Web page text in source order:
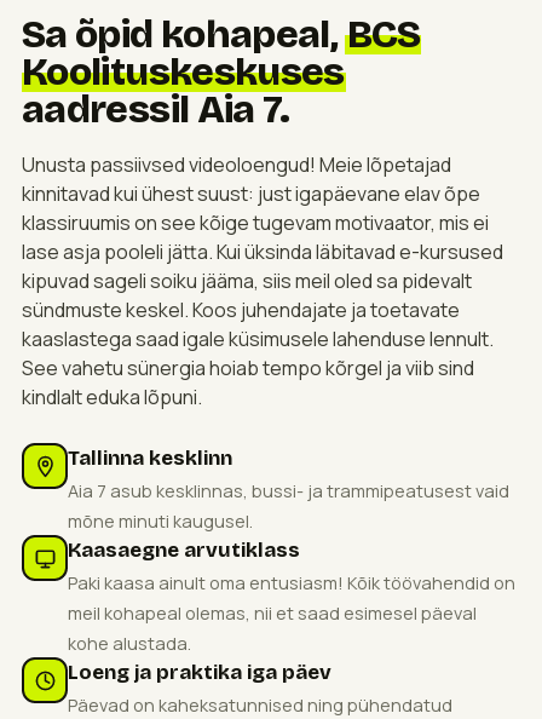
Sa õpid kohapeal,BCS
Koolituskeskuses
aadressil Aia 7.
Unusta passiivsed videoloengud! Meie lõpetajad
kinnitavad kui ühest suust: just igapäevane elav õpe
klassiruumis on see kõige tugevam motivaator, mis ei
lase asja pooleli jätta. Kui üksinda läbitavad e-kursused
kipuvad sageli soiku jääma, siis meil oled sa pidevalt
sündmuste keskel. Koos juhendajate ja toetavate
kaaslastega saad igale küsimusele lahenduse lennult.
See vahetu sünergia hoiab tempo kõrgel ja viib sind
kindlalt eduka lõpuni.
Tallinna kesklinn
Aia 7 asub kesklinnas, bussi- ja trammipeatusest vaid
mõne minuti kaugusel.
Kaasaegne arvutiklass
Paki kaasa ainult oma entusiasm! Kõik töövahendid on
meil kohapeal olemas, nii et saad esimesel päeval
kohe alustada.
Loeng ja praktika iga päev
Päevad on kaheksatunnised ning pühendatud